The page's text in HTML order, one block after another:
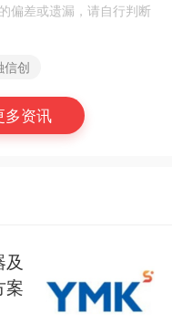
偏差或遗漏，请自行判断
信创
多资讯
及
案